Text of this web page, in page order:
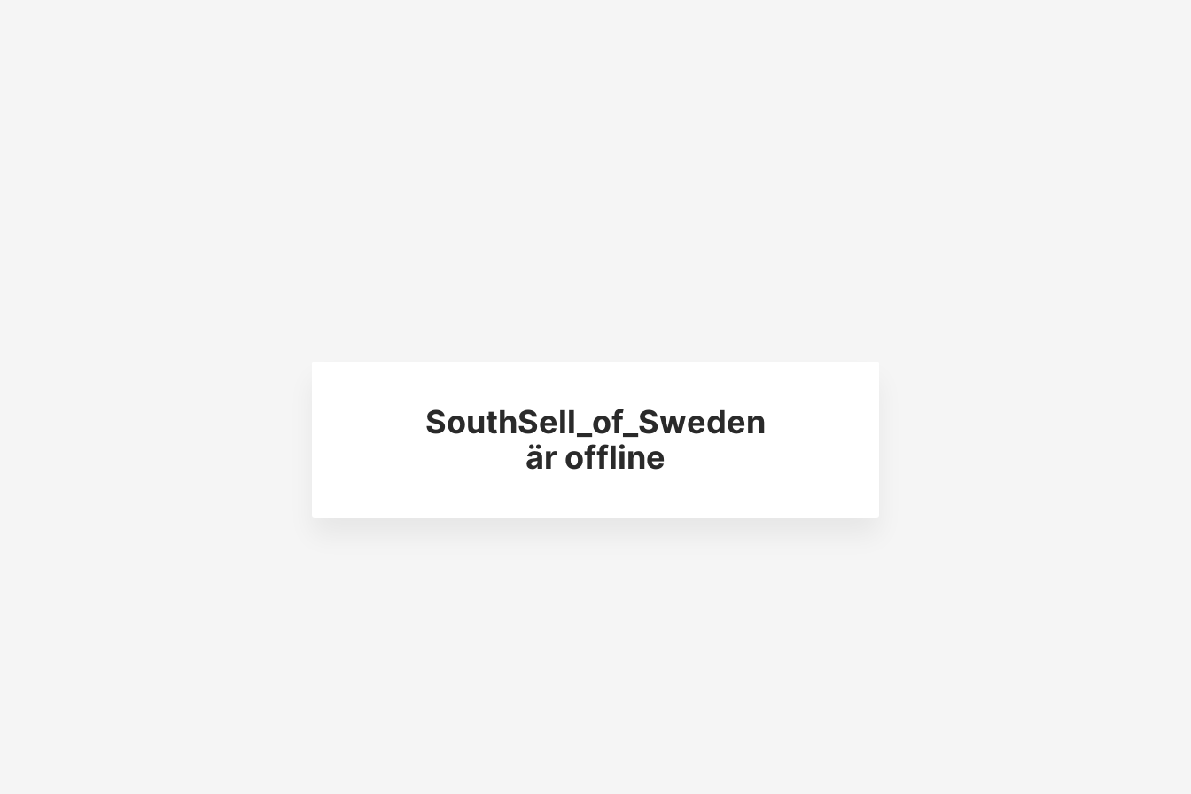
SouthSell_of_Sweden
är offline